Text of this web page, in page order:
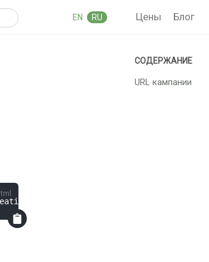
EN RU Цены Блог
URL кампании